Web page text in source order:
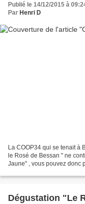
Publié le 14/12/2015 à
Par Henri D
La COOP34 qui se tenait à
le Rosé de Bessan " ne
Jaune" , vous pouvez donc
Dégustation "Le